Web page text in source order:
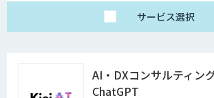
サービス選択
AI・DXコンサルティン
ChatGPT